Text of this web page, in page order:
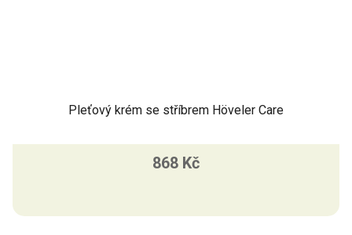
Pleťový krém se stříbrem Höveler Care
868 Kč